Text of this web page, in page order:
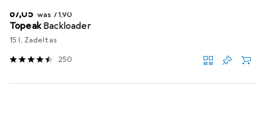
EUR
67,05 was EUR
71,90
Topeak Backloader
15 l, Zadeltas
250